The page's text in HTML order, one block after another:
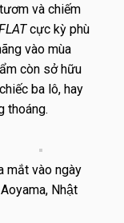
và chiếm
cực kỳ phù
vào mùa
còn sở hữu
ba lô, hay
thoáng.
mắt vào ngày
Nhật